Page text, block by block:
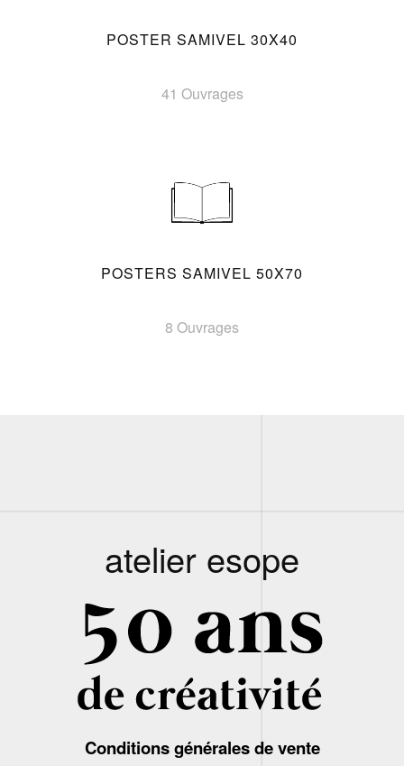
POSTER SAMIVEL 30X40
41 Ouvrages
POSTERS SAMIVEL 50X70
8 Ouvrages
atelier esope
Conditions générales de vente